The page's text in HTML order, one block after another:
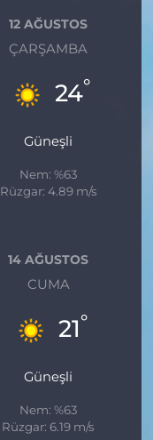
12 AĞUSTOS
ÇARŞAMBA
24°
Güneşli
Nem: %63
Rüzgar: 4.89 m/s
14 AĞUSTOS
CUMA
21°
Güneşli
Nem: %63
Rüzgar: 6.19 m/s